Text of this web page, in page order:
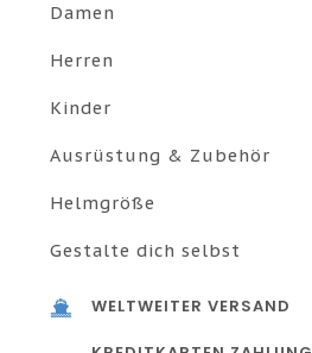
Damen
Herren
Kinder
Ausrüstung & Zubehör
Helmgröße
Gestalte dich selbst
WELTWEITER VERSAND